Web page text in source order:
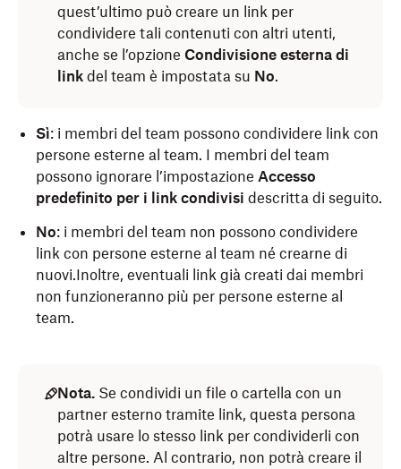
quest’ultimo può creare un link per
condividere tali contenuti con altri utenti,
anche se l’opzione Condivisione esterna di
link del team è impostata su No.
Sì: i membri del team possono condividere link con
persone esterne al team. I membri del team
possono ignorare l’impostazione Accesso
predefinito per i link condivisi descritta di seguito.
No: i membri del team non possono condividere
link con persone esterne al team né crearne di
nuovi.Inoltre, eventuali link già creati dai membri
non funzioneranno più per persone esterne al
team.
Nota. Se condividi un file o cartella con un
partner esterno tramite link, questa persona
potrà usare lo stesso link per condividerli con
altre persone. Al contrario, non potrà creare il